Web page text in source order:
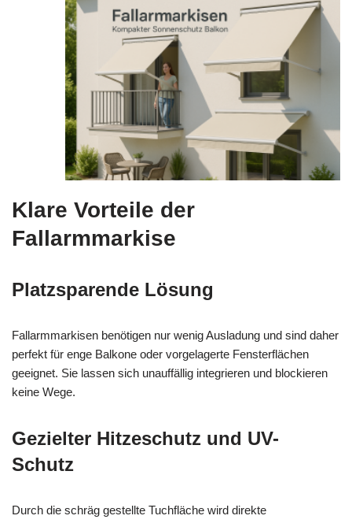
Klare Vorteile der
Fallarmmarkise
Platzsparende Lösung
Fallarmmarkisen benötigen nur wenig Ausladung und sind daher
perfekt für enge Balkone oder vorgelagerte Fensterflächen
geeignet. Sie lassen sich unauffällig integrieren und blockieren
keine Wege.
Gezielter Hitzeschutz und UV-
Schutz
Durch die schräg gestellte Tuchfläche wird direkte